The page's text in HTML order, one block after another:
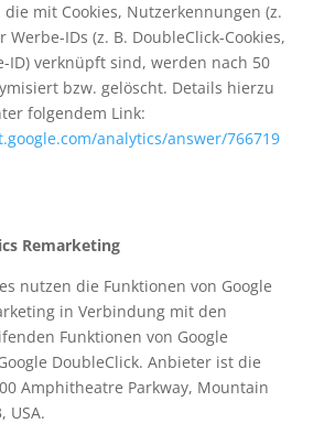
die mit Cookies, Nutzerkennungen (z.
Werbe-IDs (z. B. DoubleClick-Cookies,
ID) verknüpft sind, werden nach 50
bzw. gelöscht. Details hierzu
folgendem Link:
analytics/answer/766719
Remarketing
nutzen die Funktionen von Google
in Verbindung mit den
Funktionen von Google
DoubleClick. Anbieter ist die
Amphitheatre Parkway, Mountain
USA.